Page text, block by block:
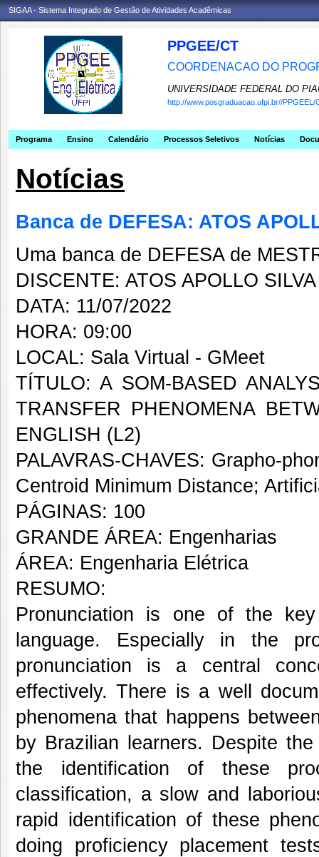
SIGAA - Sistema Integrado de Gestão de Atividades Acadêmicas
PPGEE/CT
COORDENACAO DO
UNIVERSIDADE FEDERAL DO
http://www.posgraduacao.ufpi.br//PPGEEL/
Programa Ensino Calendário Processos Seletivos Notícias
Notícias
Banca de DEFESA: ATOS
Uma banca de DEFESA de
DISCENTE: ATOS APOLLO
DATA: 11/07/2022
HORA: 09:00
LOCAL: Sala Virtual - GMeet
TÍTULO: A SOM-BASED
TRANSFER PHENOMENA
ENGLISH (L2)
PALAVRAS-CHAVES: Grapho-
Centroid Minimum Distance;
PÁGINAS: 100
GRANDE ÁREA: Engenharias
ÁREA: Engenharia Elétrica
RESUMO:
Pronunciation is one of the
language. Especially in the
pronunciation is a central
effectively. There is a well
phenomena that happens
by Brazilian learners. Despite
the identification of these
classification, a slow and
rapid identification of these
doing proficiency placement